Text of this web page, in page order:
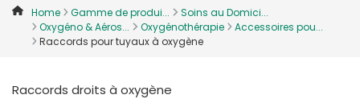
Denmark
Deutschland
France
Sweden
Home Gamme de produi...
Soins au Domici...
Oxygéno & Aéros...
Oxygénothérapie
Accessoires pou...
Raccords pour tuyaux à oxygène
Raccords droits à oxygène